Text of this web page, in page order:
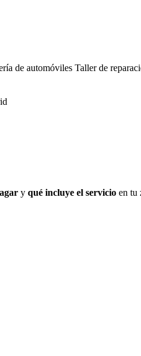
de automóviles Taller de
y qué incluye el servicio en tu